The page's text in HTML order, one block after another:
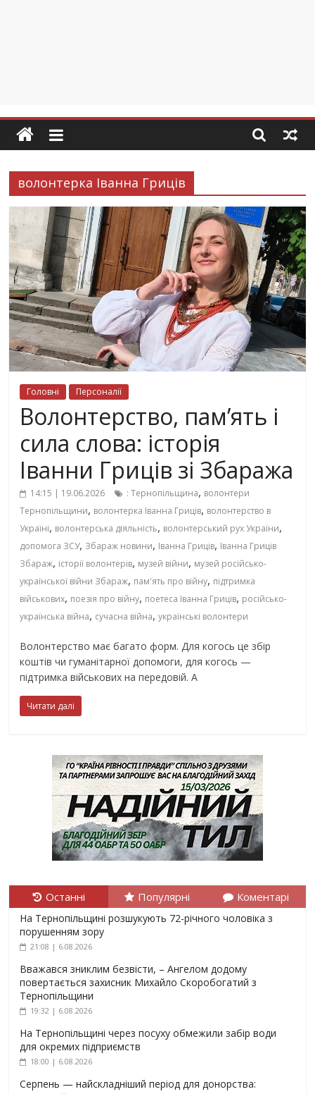
волонтерка Іванна Гриців
Головні Персоналії
Волонтерство, пам’ять і
сила слова: історія
Іванни Гриців зі Збаража
14:15 | 19.06.2026 : Тернопільщина, волонтери
Тернопільщини, волонтерка Іванна Гриців, волонтерство в
Україні, волонтерська діяльність, волонтерський рух України,
допомога ЗСУ, Збараж новини, Іванна Гриців, Іванна Гриців
Збараж, історії волонтерів, музей війни, музей російсько-
української війни Збараж, пам'ять про війну, підтримка
військових, поезія про війну, поетеса Іванна Гриців, російсько-
українська війна, сучасна війна,українські волонтери
Волонтерство має багато форм. Для когось це збір
коштів чи гуманітарної допомоги, для когось —
підтримка військових на передовій. А
Читати далі
Останні Популярні Коментарі
На Тернопільщині розшукують 72-річного чоловіка з
порушенням зору
21:08 | 6.08.2026
Вважався зниклим безвісти, – Ангелом додому
повертається захисник Михайло Скоробогатий з
Тернопільщини
19:32 | 6.08.2026
На Тернопільщині через посуху обмежили забір води
для окремих підприємств
18:00 | 6.08.2026
Серпень — найскладніший період для донорства: